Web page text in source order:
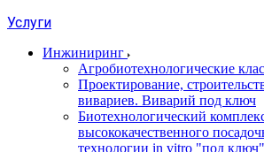
Услуги
Инжиниринг
Агробиотехнологические
Проектирование,
вивариев. Виварий под ключ
Биотехнологический
высококачественного
технологии in vitro "под ключ"